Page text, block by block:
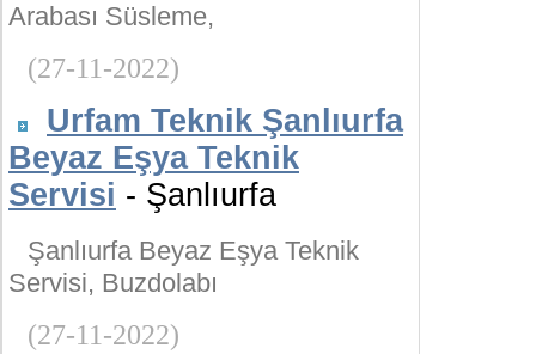
Arabası Süsleme,
(27-11-2022)
Urfam Teknik Şanlıurfa
Beyaz Eşya Teknik
Servisi - Şanlıurfa
Şanlıurfa Beyaz Eşya Teknik
Servisi, Buzdolabı
(27-11-2022)